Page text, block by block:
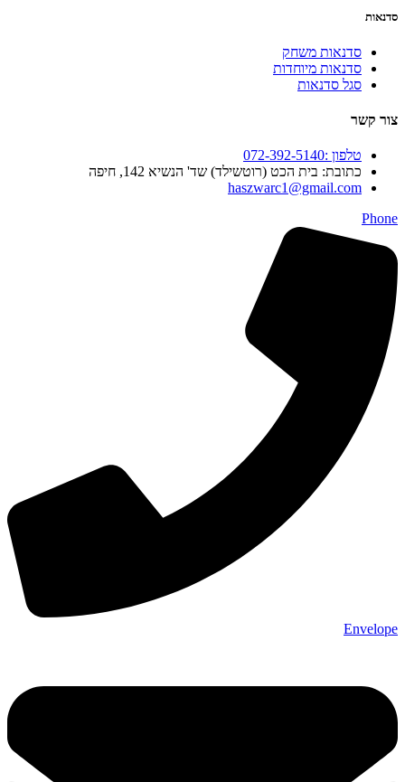
סדנאות
סדנאות משחק
סדנאות מיוחדות
סגל סדנאות
צור קשר
טלפון :072-392-5140
כתובת: בית הכט (רוטשילד) שד' הנשיא 142, חיפה
haszwarc1@gmail.com
Phone
Envelope